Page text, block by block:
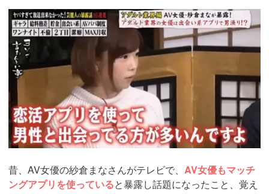
https://pcmax.jp/lp/?
ad_id=rm307152
昔、AV女優の紗倉まなさんがテレビで、 AV女優もマッチ
ングアプリを使っていると暴露し話題になったこと、覚え